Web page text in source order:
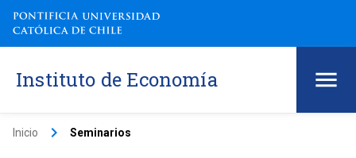
Instituto de Economía
Inicio keyboard_arrow_right Seminarios